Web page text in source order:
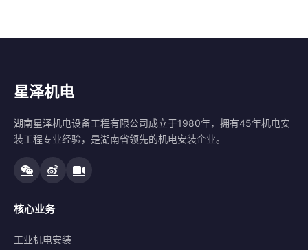
星泽机电
湖南星泽机电设备工程有限公司成立于1980年，拥有45年机电安
装工程专业经验，是湖南省领先的机电安装企业。
核心业务
工业机电安装